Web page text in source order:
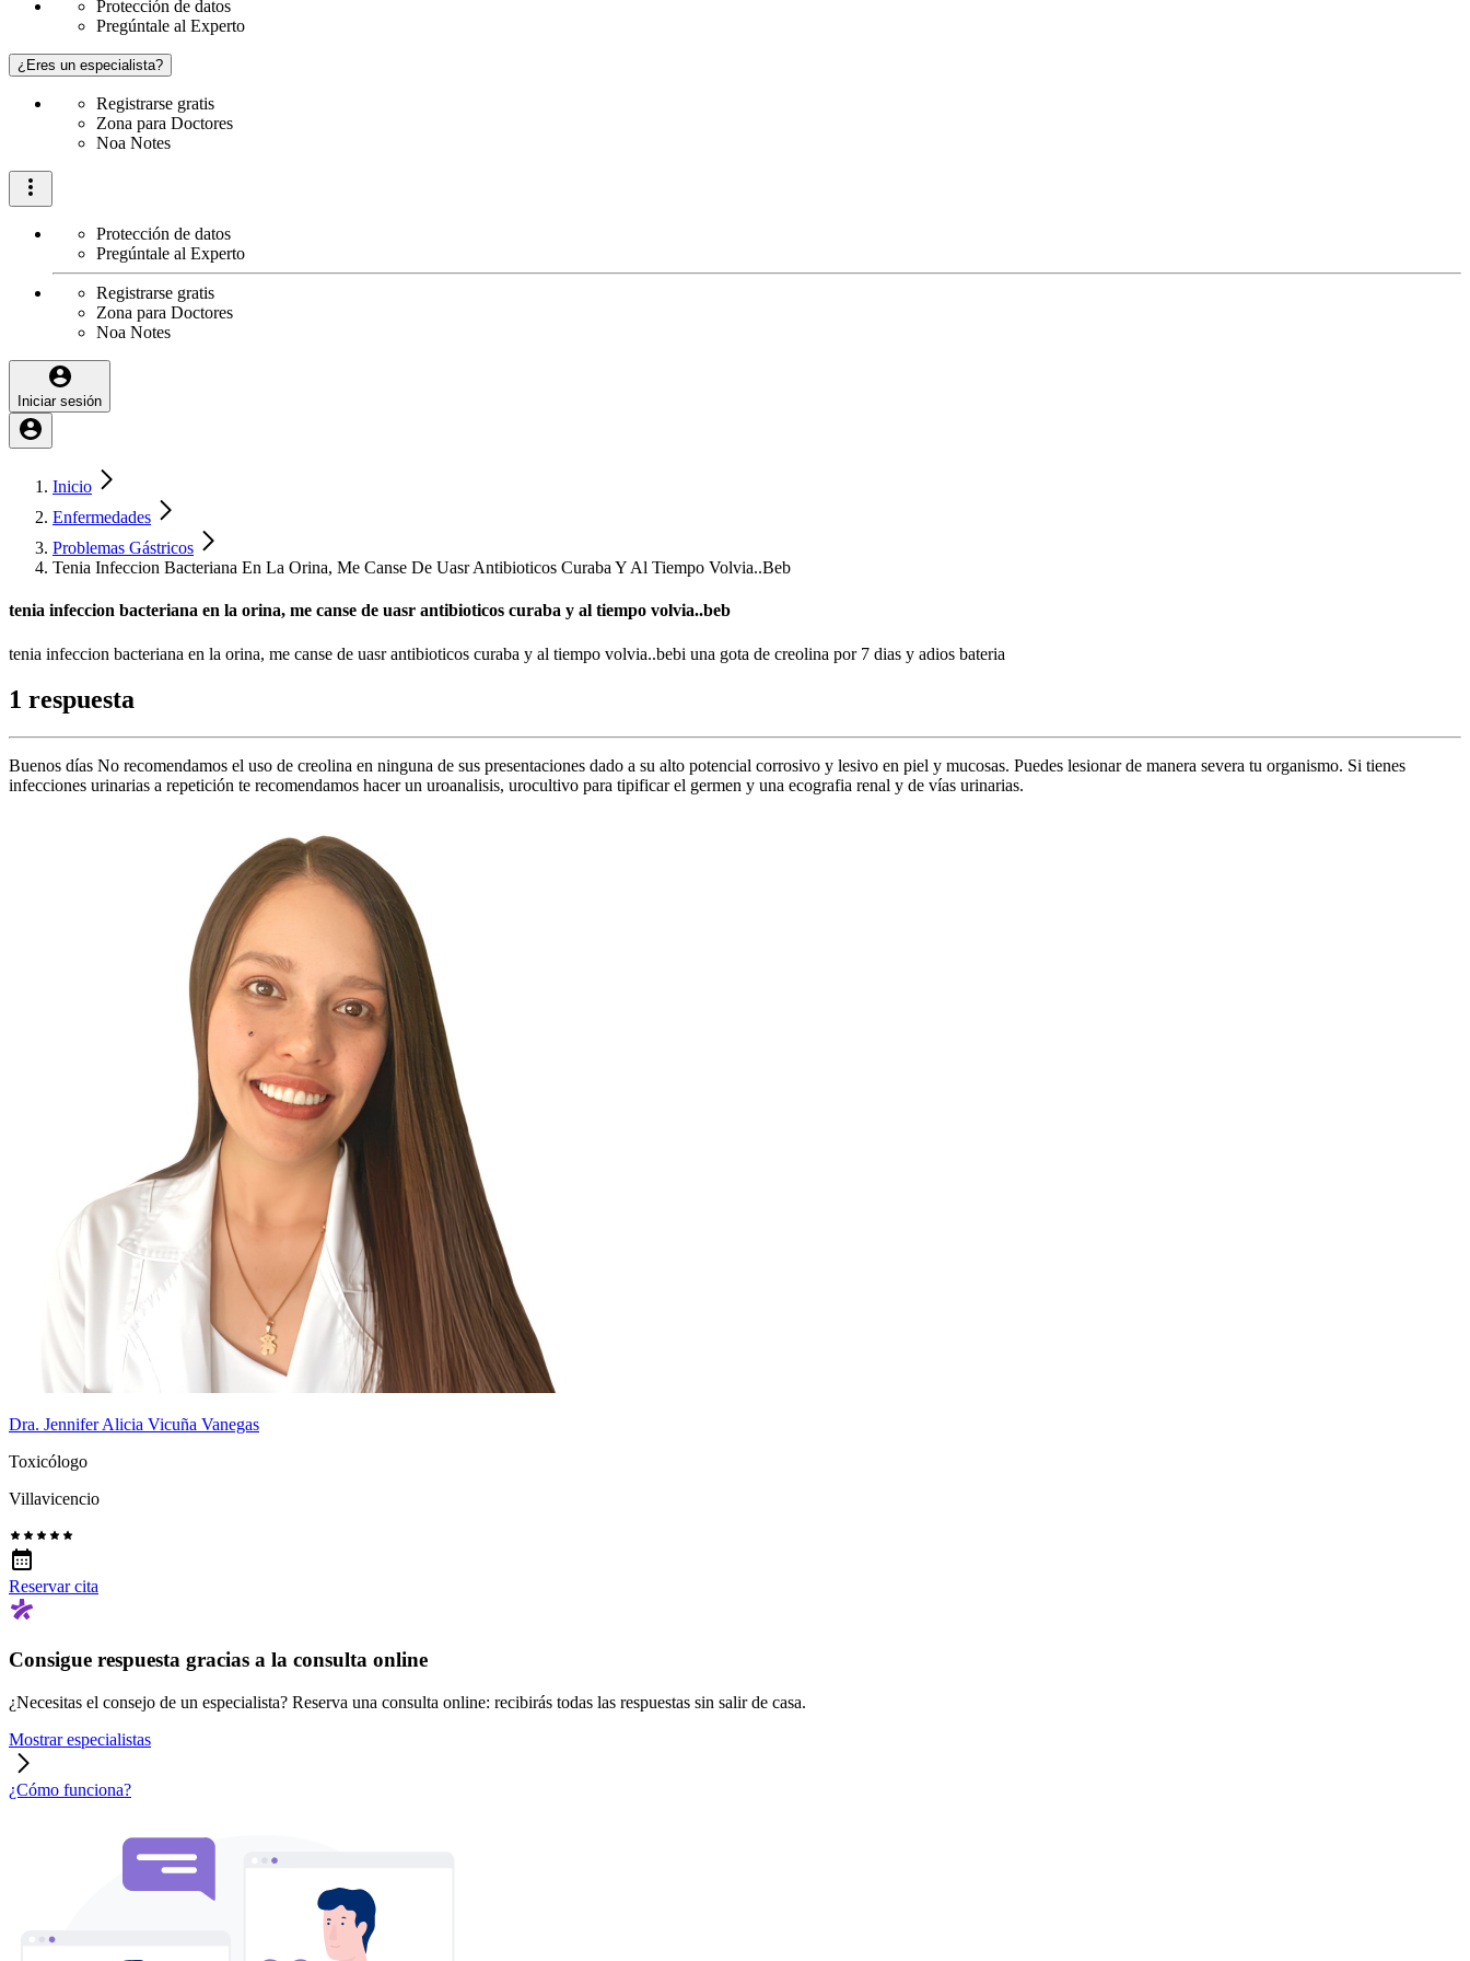
Protección de datos
Pregúntale al Experto
¿Eres un especialista?
Registrarse gratis
Zona para Doctores
Noa Notes
Protección de datos
Pregúntale al Experto
Registrarse gratis
Zona para Doctores
Noa Notes
Iniciar sesión
Inicio
Enfermedades
Problemas Gástricos
Tenia Infeccion Bacteriana En La Orina, Me Canse De Uasr Antibioticos Curaba Y Al Tiempo Volvia..Beb
tenia infeccion bacteriana en la orina, me canse de uasr antibioticos curaba y al tiempo volvia..beb
tenia infeccion bacteriana en la orina, me canse de uasr antibioticos curaba y al tiempo volvia..bebi una gota de creolina por 7 dias y adios bateria
1 respuesta
Buenos días No recomendamos el uso de creolina en ninguna de sus presentaciones dado a su alto potencial corrosivo y lesivo en piel y mucosas. Puedes lesionar de manera severa tu organismo. Si tienes
infecciones urinarias a repetición te recomendamos hacer un uroanalisis, urocultivo para tipificar el germen y una ecografia renal y de vías urinarias.
Dra. Jennifer Alicia Vicuña Vanegas
Toxicólogo
Villavicencio
Reservar cita
Consigue respuesta gracias a la consulta online
¿Necesitas el consejo de un especialista? Reserva una consulta online: recibirás todas las respuestas sin salir de casa.
Mostrar especialistas
¿Cómo funciona?